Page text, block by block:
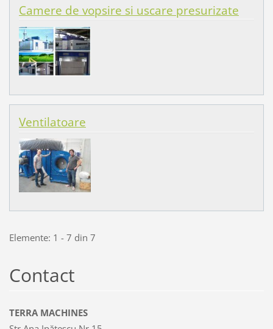
Camere de vopsire si uscare presurizate
Ventilatoare
Elemente: 1 - 7 din 7
Contact
TERRA MACHINES